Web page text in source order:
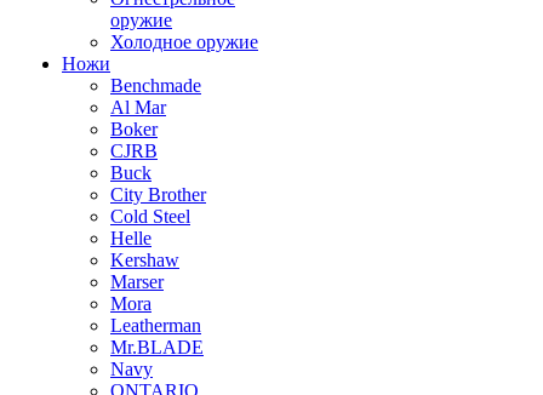
оружие
Холодное оружие
Ножи
Benchmade
Al Mar
Boker
CJRB
Buck
City Brother
Cold Steel
Helle
Kershaw
Marser
Mora
Leatherman
Mr.BLADE
Navy
ONTARIO